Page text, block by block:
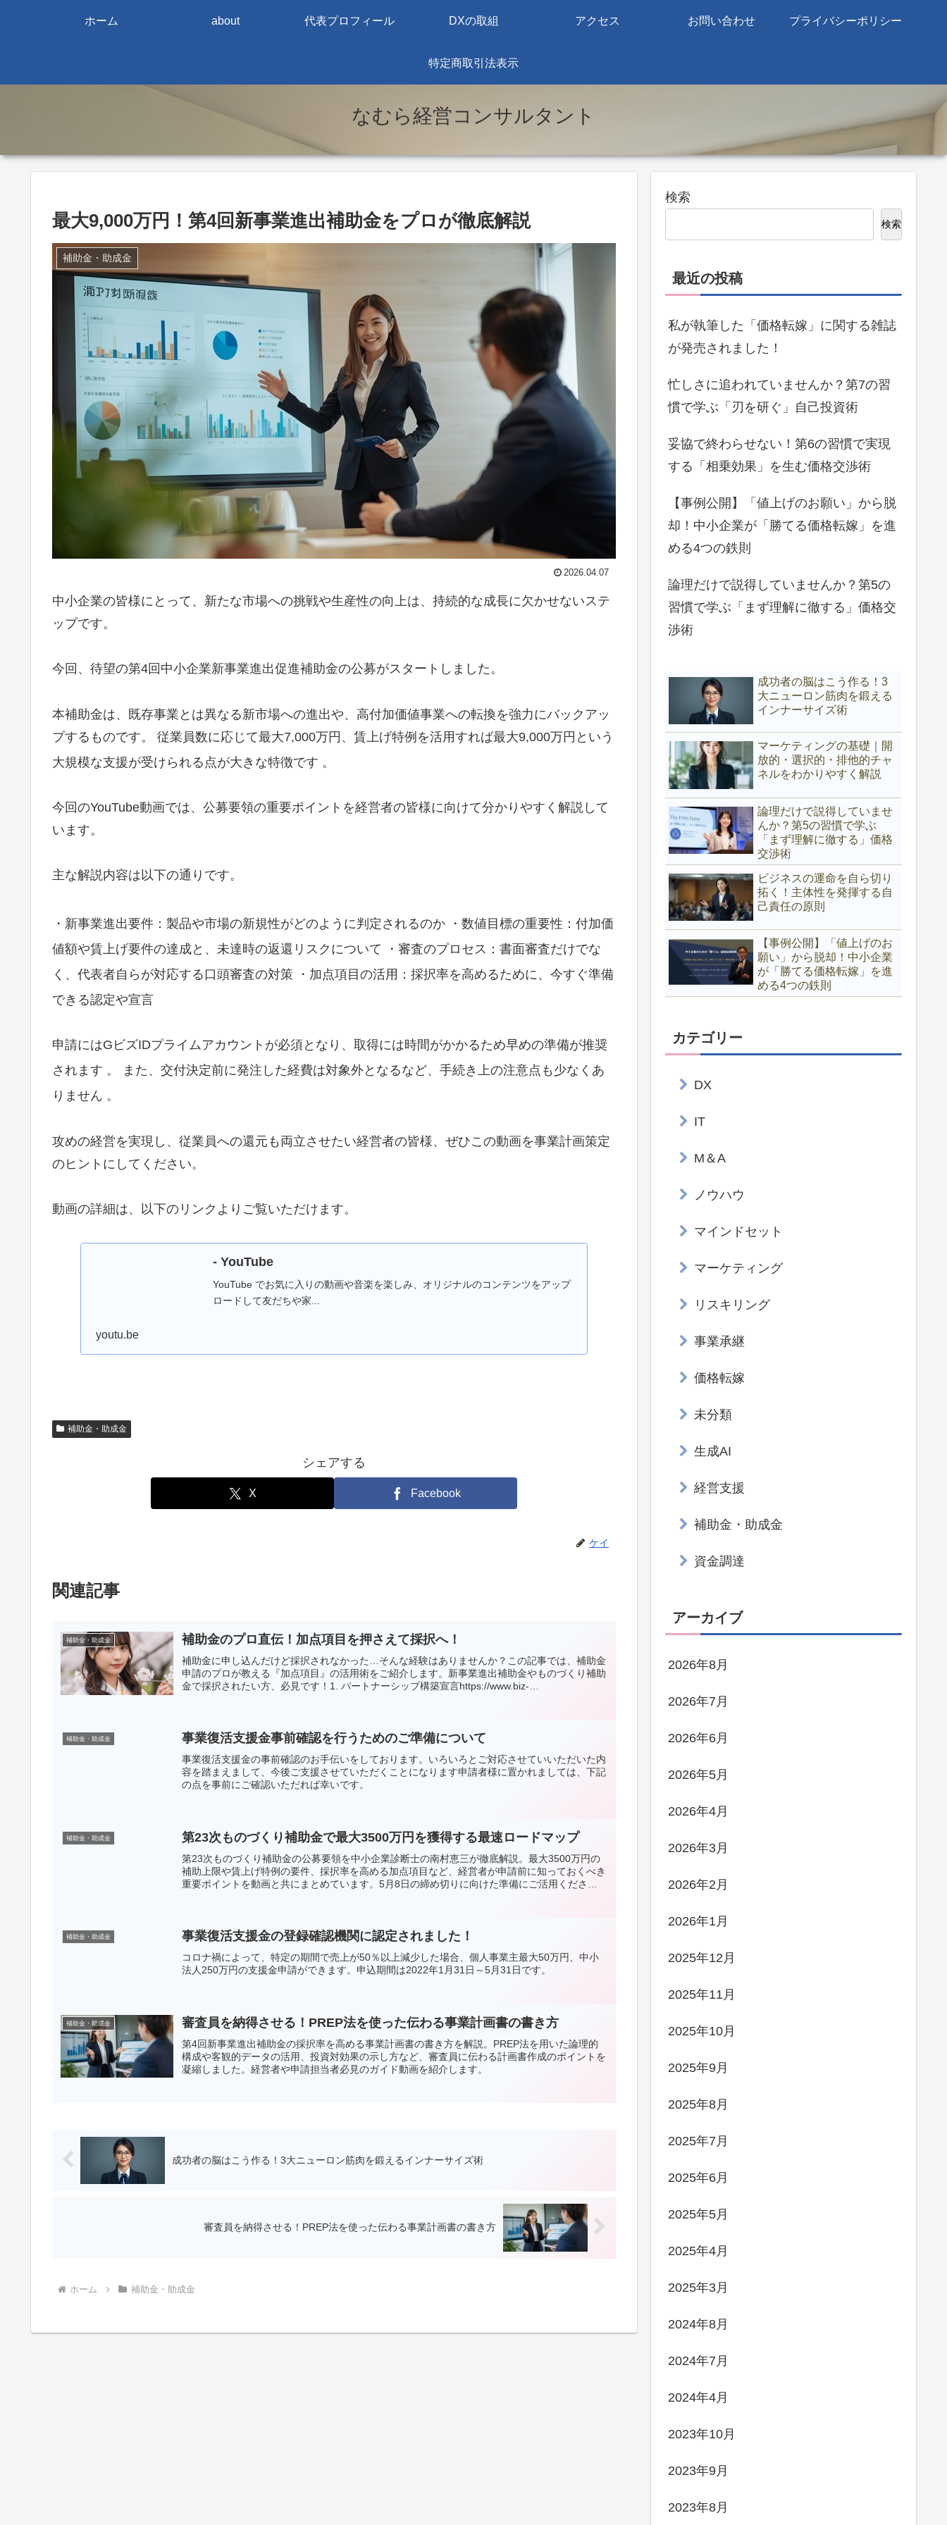
なむら経営コンサルタント
ホーム about 代表プロフィール DXの取組 アクセス お問い合わせ プライバシーポリシー
特定商取引法表示
最大9,000万円！第4回新事業進出補助金をプロが徹底解説
補助金・助成金
2026.04.07
中小企業の皆様にとって、新たな市場への挑戦や生産性の向上は、持続的な成長に欠かせないステ
ップです。
今回、待望の第4回中小企業新事業進出促進補助金の公募がスタートしました。
本補助金は、既存事業とは異なる新市場への進出や、高付加価値事業への転換を強力にバックアッ
プするものです。 従業員数に応じて最大7,000万円、賃上げ特例を活用すれば最大9,000万円という
大規模な支援が受けられる点が大きな特徴です 。
今回のYouTube動画では、公募要領の重要ポイントを経営者の皆様に向けて分かりやすく解説して
います。
主な解説内容は以下の通りです。
・新事業進出要件：製品や市場の新規性がどのように判定されるのか ・数値目標の重要性：付加価
値額や賃上げ要件の達成と、未達時の返還リスクについて
・審査のプロセス：書面審査だけでな
く、代表者自らが対応する口頭審査の対策 ・加点項目の活用：採択率を高めるために、今すぐ準備
できる認定や宣言
申請にはGビズIDプライムアカウントが必須となり、取得には時間がかかるため早めの準備が推奨
されます 。 また、交付決定前に発注した経費は対象外となるなど、手続き上の注意点も少なくあ
りません 。
攻めの経営を実現し、従業員への還元も両立させたい経営者の皆様、ぜひこの動画を事業計画策定
のヒントにしてください。
動画の詳細は、以下のリンクよりご覧いただけます。
- YouTube
YouTube でお気に入りの動画や音楽を楽しみ、オリジナルのコンテンツをアップ
ロードして友だちや家...
youtu.be
補助金・助成金
シェアする
X Facebook
ケイ
関連記事
補助金・助成金 補助金のプロ直伝！加点項目を押さえて採択へ！
補助金に申し込んだけど採択されなかった…そんな経験はありませんか？この記事では、補助金
申請のプロが教える『加点項目』の活用術をご紹介します。新事業進出補助金やものづくり補助
金で採択されたい方、必見です！1. パートナーシップ構築宣言https://www.biz-
チングサービス#価格転嫁#パートナーシップ構築宣言
補助金・助成金 事業復活支援金事前確認を行うためのご準備について
事業復活支援金の事前確認のお手伝いをしております。いろいろとご対応させていいただいた内
容を踏まえまして、今後ご支援させていただくことになります申請者様に置かれましては、下記
の点を事前にご確認いただれば幸いです。
補助金・助成金 第23次ものづくり補助金で最大3500万円を獲得する最速ロードマップ
第23次ものづくり補助金の公募要領を中小企業診断士の南村恵三が徹底解説。最大3500万円の
補助上限や賃上げ特例の要件、採択率を高める加点項目など、経営者が申請前に知っておくべき
重要ポイントを動画と共にまとめています。5月8日の締め切りに向けた準備にご活用くださ
補助金・助成金 事業復活支援金の登録確認機関に認定されました！
コロナ禍によって、特定の期間で売上が50％以上減少した場合、個人事業主最大50万円、中小
法人250万円の支援金申請ができます。申込期間は2022年1月31日～5月31日です。
補助金・助成金 審査員を納得させる！PREP法を使った伝わる事業計画書の書き方
第4回新事業進出補助金の採択率を高める事業計画書の書き方を解説。PREP法を用いた論理的
構成や客観的データの活用、投資対効果の示し方など、審査員に伝わる計画書作成のポイントを
凝縮しました。経営者や申請担当者必見のガイド動画を紹介します。
成功者の脳はこう作る！3大ニューロン筋肉を鍛えるインナーサイズ術
審査員を納得させる！PREP法を使った伝わる事業計画書の書き方
ホーム 補助金・助成金
検索
検索
最近の投稿
私が執筆した「価格転嫁」に関する雑誌
が発売されました！
忙しさに追われていませんか？第7の習
慣で学ぶ「刃を研ぐ」自己投資術
妥協で終わらせない！第6の習慣で実現
する「相乗効果」を生む価格交渉術
【事例公開】「値上げのお願い」から脱
却！中小企業が「勝てる価格転嫁」を進
める4つの鉄則
論理だけで説得していませんか？第5の
習慣で学ぶ「まず理解に徹する」価格交
渉術
成功者の脳はこう作る！3
大ニューロン筋肉を鍛える
インナーサイズ術
マーケティングの基礎｜開
放的・選択的・排他的チャ
ネルをわかりやすく解説
論理だけで説得していませ
んか？第5の習慣で学ぶ
「まず理解に徹する」価格
交渉術
ビジネスの運命を自ら切り
拓く！主体性を発揮する自
己責任の原則
【事例公開】「値上げのお
願い」から脱却！中小企業
が「勝てる価格転嫁」を進
める4つの鉄則
カテゴリー
DX
IT
M＆A
ノウハウ
マインドセット
マーケティング
リスキリング
事業承継
価格転嫁
未分類
生成AI
経営支援
補助金・助成金
資金調達
アーカイブ
2026年8月
2026年7月
2026年6月
2026年5月
2026年4月
2026年3月
2026年2月
2026年1月
2025年12月
2025年11月
2025年10月
2025年9月
2025年8月
2025年7月
2025年6月
2025年5月
2025年4月
2025年3月
2024年8月
2024年7月
2024年4月
2023年10月
2023年9月
2023年8月